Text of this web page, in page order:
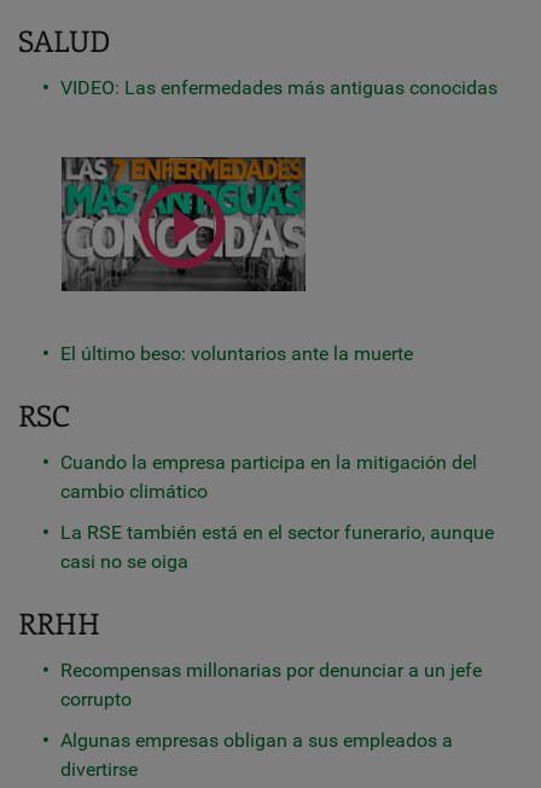
SALUD
VIDEO: Las enfermedades más antiguas conocidas
El último beso: voluntarios ante la muerte
RSC
Cuando la empresa participa en la mitigación del
cambio climático
La RSE también está en el sector funerario, aunque
casi no se oiga
RRHH
Recompensas millonarias por denunciar a un jefe
corrupto
Algunas empresas obligan a sus empleados a
divertirse